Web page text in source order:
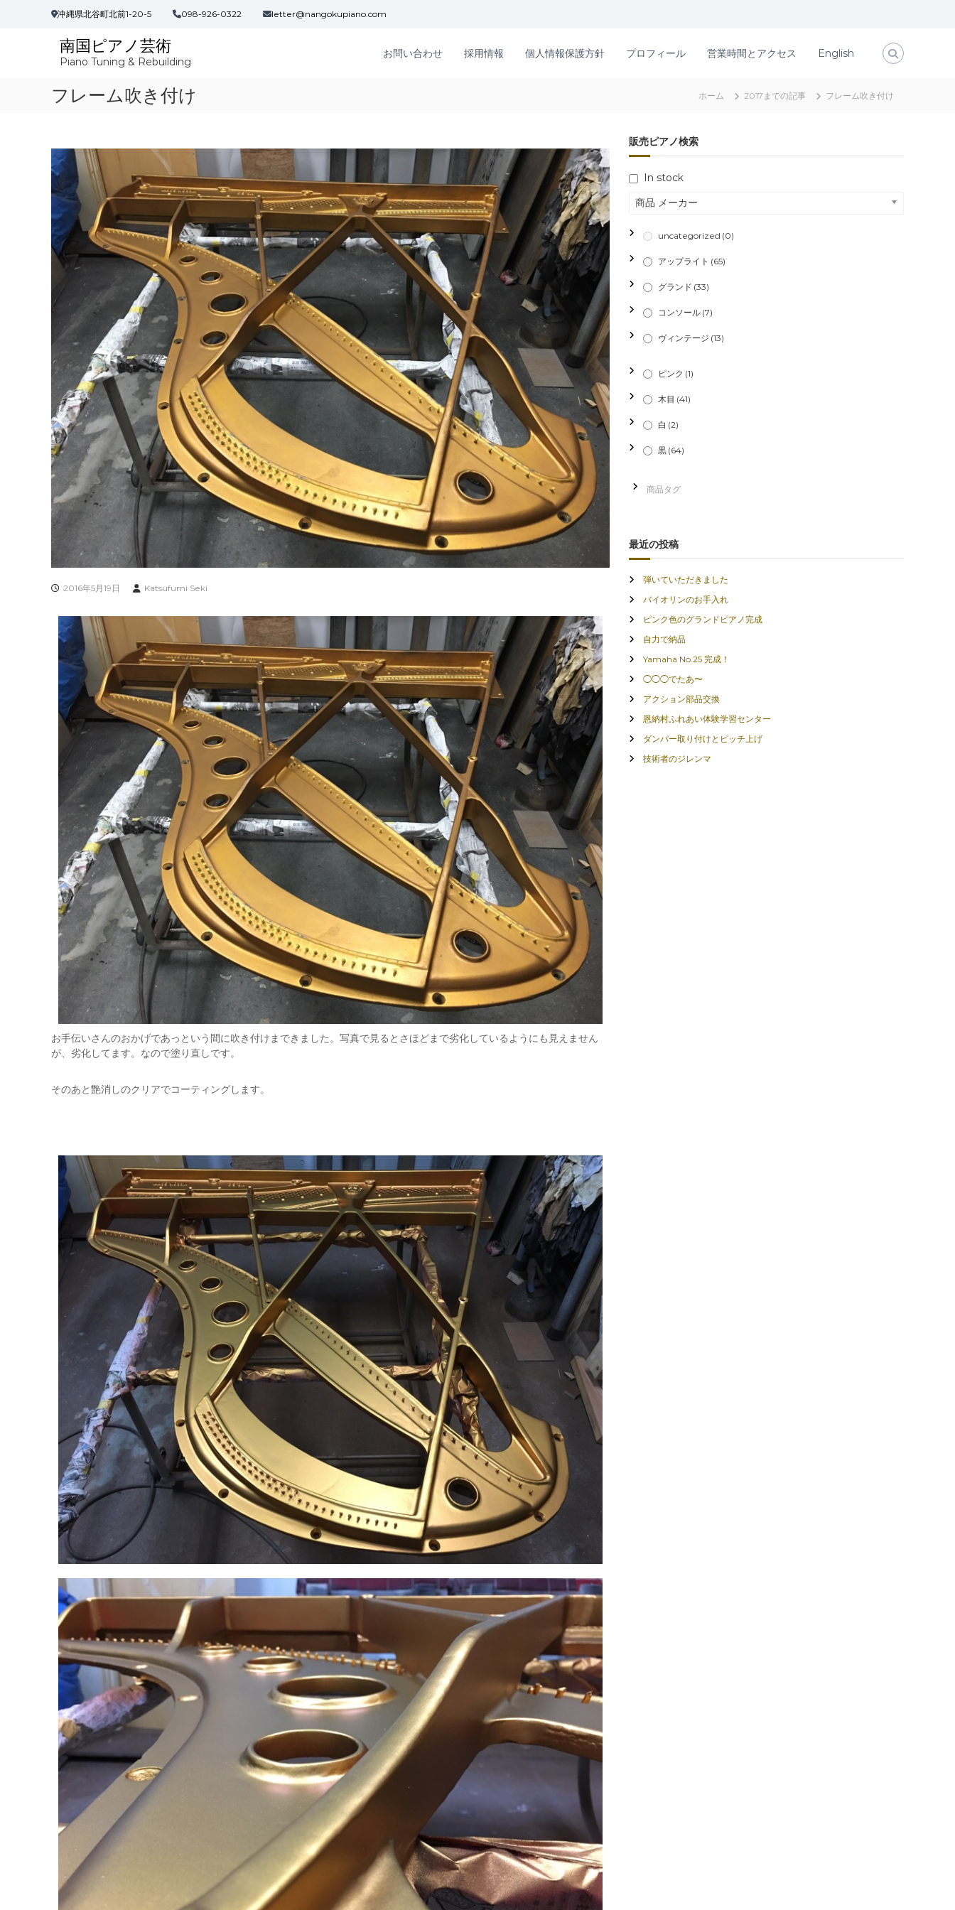
沖縄県北谷町北前1-20-5 098-926-0322 letter@nangokupiano.com
南国ピアノ芸術
Piano Tuning & Rebuilding
お問い合わせ 採用情報 個人情報保護方針 プロフィール 営業時間とアクセス English
フレーム吹き付け ホーム 2017までの記事 フレーム吹き付け
2016年5月19日 Katsufumi Seki
お手伝いさんのおかげであっという間に吹き付けまできました。写真で見るとさほどまで劣化しているようにも見えません
が、劣化してます。なので塗り直しです。
そのあと艶消しのクリアでコーティングします。
販売ピアノ検索
In stock
商品 メーカー
uncategorized (0)
アップライト (65)
グランド (33)
コンソール (7)
ヴィンテージ (13)
ピンク (1)
木目 (41)
白 (2)
黒 (64)
最近の投稿
弾いていただきました
バイオリンのお手入れ
ピンク色のグランドピアノ完成
自力で納品
Yamaha No.25 完成！
◯◯◯でたあ〜
アクション部品交換
恩納村ふれあい体験学習センター
ダンパー取り付けとピッチ上げ
技術者のジレンマ